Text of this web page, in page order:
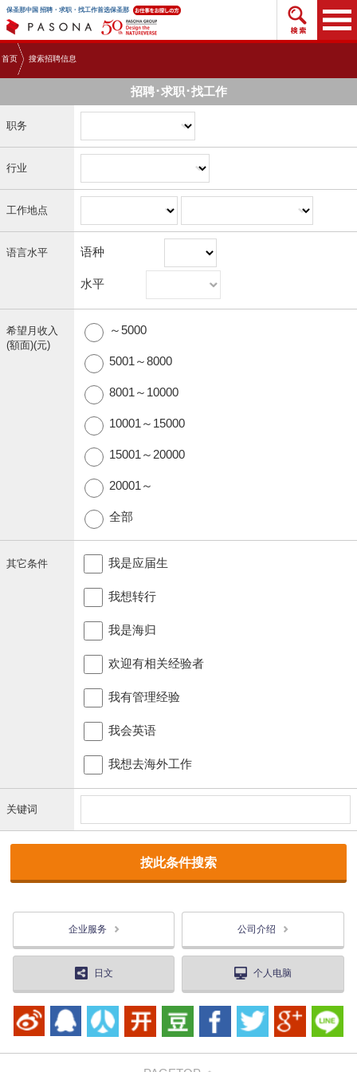
保圣那中国 招聘・求职・找工作首选保圣那 搜索
首页 搜索招聘信息
招聘･求职･找工作
职务
行业
工作地点
语言水平 语种
水平
希望月收入
(額面)(元)
～5000
5001～8000
8001～10000
10001～15000
15001～20000
20001～
全部
其它条件 我是应届生
我想转行
我是海归
欢迎有相关经验者
我有管理经验
我会英语
我想去海外工作
关键词
企业服务 公司介绍
日文 个人电脑